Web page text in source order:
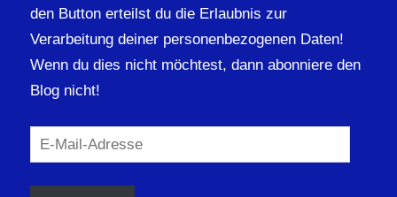
den Button erteilst du die Erlaubnis zur
Verarbeitung deiner personenbezogenen Daten!
Wenn du dies nicht möchtest, dann abonniere den
Blog nicht!
E-
Mail-
Adresse